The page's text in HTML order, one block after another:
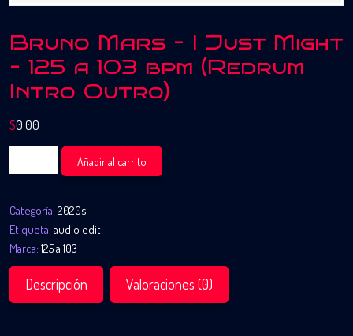
Bruno Mars – I Just Might
– 125 a 103 bpm (Redrum
Intro Outro)
$0.00
Mars
I
Just
Might
-
a
Añadir al carrito
Categoría: 2020s
Etiqueta: audio edit
Marca:125 a 103
Descripción Valoraciones (0)